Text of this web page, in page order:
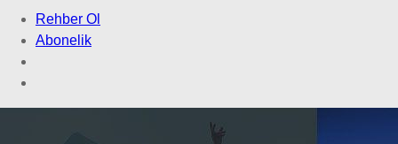
Rehber Ol
Abonelik